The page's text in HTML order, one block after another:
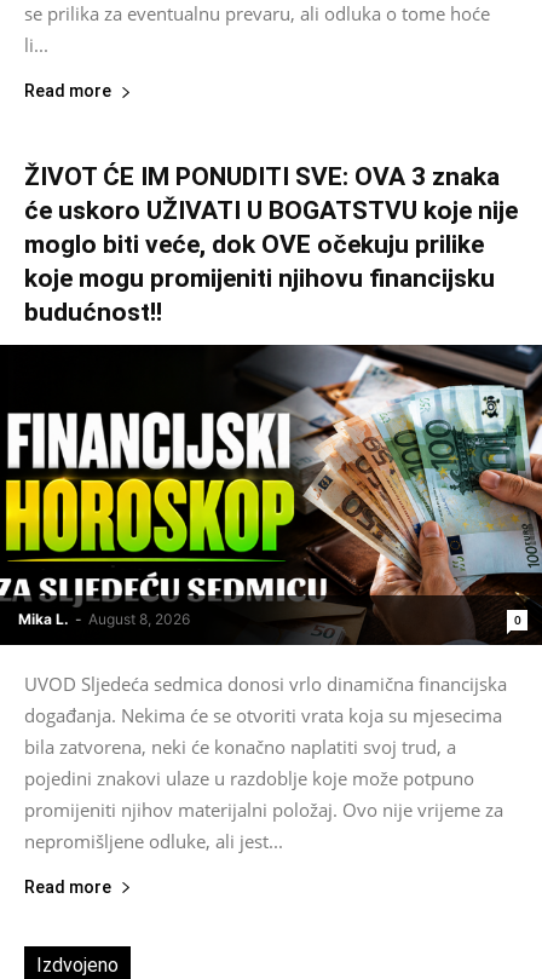
se prilika za eventualnu prevaru, ali odluka o tome hoće
li...
Read more
ŽIVOT ĆE IM PONUDITI SVE: OVA 3 znaka
će uskoro UŽIVATI U BOGATSTVU koje nije
moglo biti veće, dok OVE očekuju prilike
koje mogu promijeniti njihovu financijsku
budućnost!!
Mika L. - August 8, 2026 0
UVOD Sljedeća sedmica donosi vrlo dinamična financijska
događanja. Nekima će se otvoriti vrata koja su mjesecima
bila zatvorena, neki će konačno naplatiti svoj trud, a
pojedini znakovi ulaze u razdoblje koje može potpuno
promijeniti njihov materijalni položaj. Ovo nije vrijeme za
nepromišljene odluke, ali jest...
Read more
Izdvojeno